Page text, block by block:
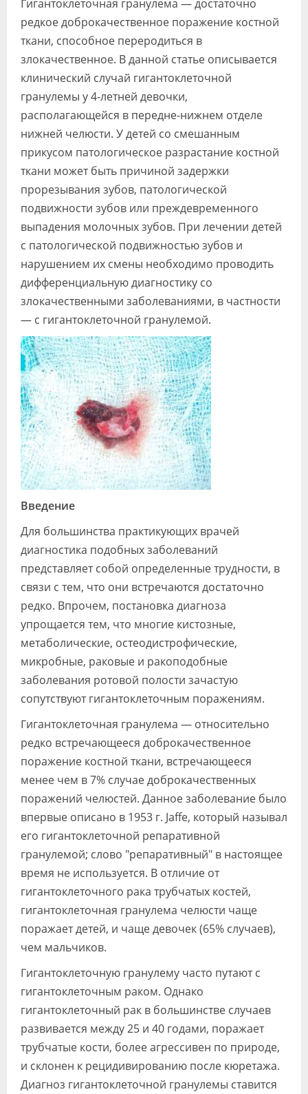
Видео
Форум
Специалисты
Блоги
Лаборатории
Гигантоклеточная гранулема — достаточно
редкое доброкачественное поражение костной
ткани, способное переродиться в
злокачественное. В данной статье описывается
клинический случай гигантоклеточной
гранулемы у 4-летней девочки,
располагающейся в передне-нижнем отделе
нижней челюсти. У детей со смешанным
прикусом патологическое разрастание костной
ткани может быть причиной задержки
прорезывания зубов, патологической
подвижности зубов или преждевременного
выпадения молочных зубов. При лечении детей
с патологической подвижностью зубов и
нарушением их смены необходимо проводить
дифференциальную диагностику со
злокачественными заболеваниями, в частности
— с гигантоклеточной гранулемой.
Введение
Для большинства практикующих врачей
диагностика подобных заболеваний
представляет собой определенные трудности, в
связи с тем, что они встречаются достаточно
редко. Впрочем, постановка диагноза
упрощается тем, что многие кистозные,
метаболические, остеодистрофические,
микробные, раковые и ракоподобные
заболевания ротовой полости зачастую
сопутствуют гигантоклеточным поражениям.
Гигантоклеточная гранулема — относительно
редко встречающееся доброкачественное
поражение костной ткани, встречающееся
менее чем в 7% случае доброкачественных
поражений челюстей. Данное заболевание было
впервые описано в 1953 г. Jaffe, который называл
его гигантоклеточной репаративной
гранулемой; слово "репаративный" в настоящее
время не используется. В отличие от
гигантоклеточного рака трубчатых костей,
гигантоклеточная гранулема челюсти чаще
поражает детей, и чаще девочек (65% случаев),
чем мальчиков.
Гигантоклеточную гранулему часто путают с
гигантоклеточным раком. Однако
гигантоклеточный рак в большинстве случаев
развивается между 25 и 40 годами, поражает
трубчатые кости, более агрессивен по природе,
и склонен к рецидивированию после кюретажа.
Диагноз гигантоклеточной гранулемы ставится